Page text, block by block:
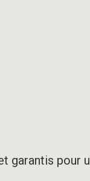
garantis pour